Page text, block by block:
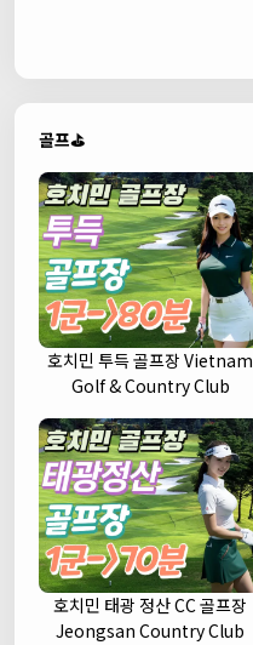
골프⛳
호치민 투득 골프장 Vietnam
Golf & Country Club
호치민 태광 정산 CC 골프장
Jeongsan Country Club